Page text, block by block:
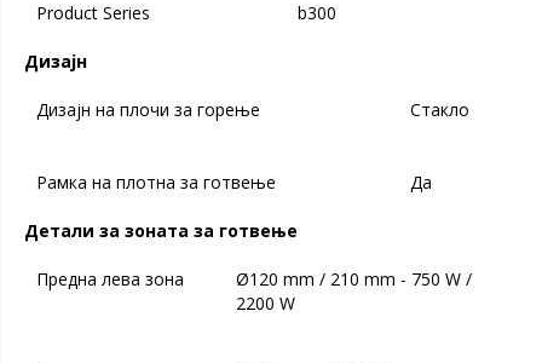
Product Series b300
Дизајн
Дизајн на плочи за горење Стакло
Рамка на плотна за готвење Да
Детали за зоната за готвење
Предна лева зона
Ø120 mm / 210 mm - 750 W /
2200 W